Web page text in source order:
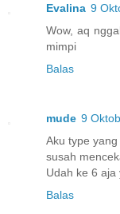
Evalina 9
Wow, aq
mimpi
Balas
mude 9
Aku type
susah
Udah ke 6 aja
Balas